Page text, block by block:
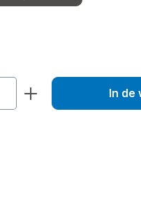
Voer deIn de